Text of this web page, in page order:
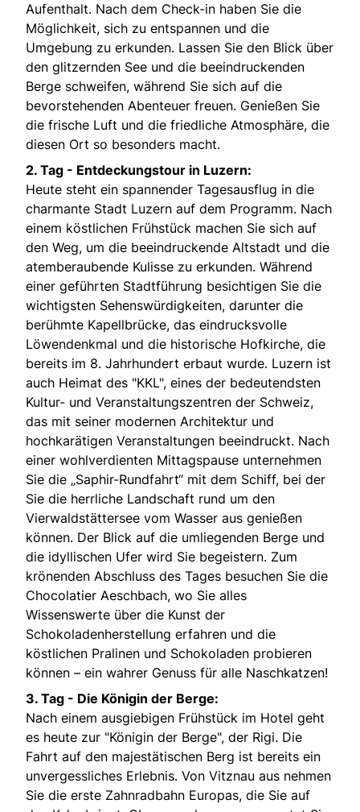
Aufenthalt. Nach dem Check-in haben Sie die
Möglichkeit, sich zu entspannen und die
Umgebung zu erkunden. Lassen Sie den Blick über
den glitzernden See und die beeindruckenden
Berge schweifen, während Sie sich auf die
bevorstehenden Abenteuer freuen. Genießen Sie
die frische Luft und die friedliche Atmosphäre, die
diesen Ort so besonders macht.
2. Tag - Entdeckungstour in Luzern:
Heute steht ein spannender Tagesausflug in die
charmante Stadt Luzern auf dem Programm. Nach
einem köstlichen Frühstück machen Sie sich auf
den Weg, um die beeindruckende Altstadt und die
atemberaubende Kulisse zu erkunden. Während
einer geführten Stadtführung besichtigen Sie die
wichtigsten Sehenswürdigkeiten, darunter die
berühmte Kapellbrücke, das eindrucksvolle
Löwendenkmal und die historische Hofkirche, die
bereits im 8. Jahrhundert erbaut wurde. Luzern ist
auch Heimat des "KKL", eines der bedeutendsten
Kultur- und Veranstaltungszentren der Schweiz,
das mit seiner modernen Architektur und
hochkarätigen Veranstaltungen beeindruckt. Nach
einer wohlverdienten Mittagspause unternehmen
Sie die „Saphir-Rundfahrt“ mit dem Schiff, bei der
Sie die herrliche Landschaft rund um den
Vierwaldstättersee vom Wasser aus genießen
können. Der Blick auf die umliegenden Berge und
die idyllischen Ufer wird Sie begeistern. Zum
krönenden Abschluss des Tages besuchen Sie die
Chocolatier Aeschbach, wo Sie alles
Wissenswerte über die Kunst der
Schokoladenherstellung erfahren und die
köstlichen Pralinen und Schokoladen probieren
können – ein wahrer Genuss für alle Naschkatzen!
3. Tag - Die Königin der Berge:
Nach einem ausgiebigen Frühstück im Hotel geht
es heute zur "Königin der Berge", der Rigi. Die
Fahrt auf den majestätischen Berg ist bereits ein
unvergessliches Erlebnis. Von Vitznau aus nehmen
Sie die erste Zahnradbahn Europas, die Sie auf